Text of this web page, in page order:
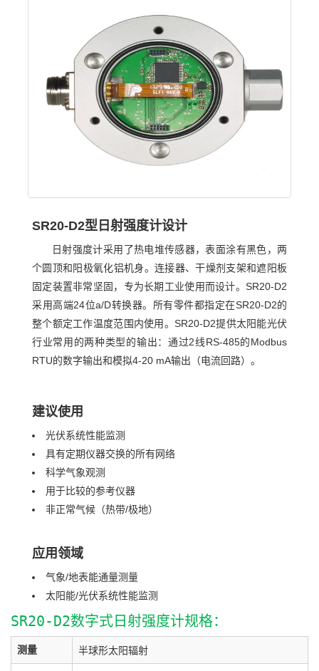
SR20-D2型日射强度计设计
日射强度计采用了热电堆传感器，表面涂有黑色，两
个圆顶和阳极氧化铝机身。连接器、干燥剂支架和遮阳板
固定装置非常坚固，专为长期工业使用而设计。SR20-D2
采用高端24位a/D转换器。所有零件都指定在SR20-D2的
整个额定工作温度范围内使用。SR20-D2提供太阳能光伏
行业常用的两种类型的输出：通过2线RS-485的Modbus
RTU的数字输出和模拟4-20 mA输出（电流回路）。
建议使用
光伏系统性能监测
具有定期仪器交换的所有网络
科学气象观测
用于比较的参考仪器
非正常气候（热带/极地）
应用领域
气象/地表能通量测量
太阳能/光伏系统性能监测
SR20-D2数字式日射强度计规格：
测量 半球形太阳辐射